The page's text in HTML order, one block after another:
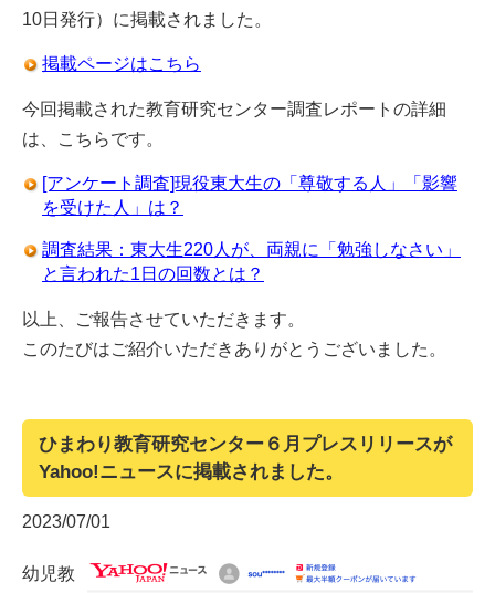
10日発行）に掲載されました。
掲載ページはこちら
今回掲載された教育研究センター調査レポートの詳細
は、こちらです。
[アンケート調査]現役東大生の「尊敬する人」「影響
を受けた人」は？
調査結果：東大生220人が、両親に「勉強しなさい」
と言われた1日の回数とは？
以上、ご報告させていただきます。
このたびはご紹介いただきありがとうございました。
ひまわり教育研究センター６月プレスリリースが
Yahoo!ニュースに掲載されました。
2023/07/01
幼児教